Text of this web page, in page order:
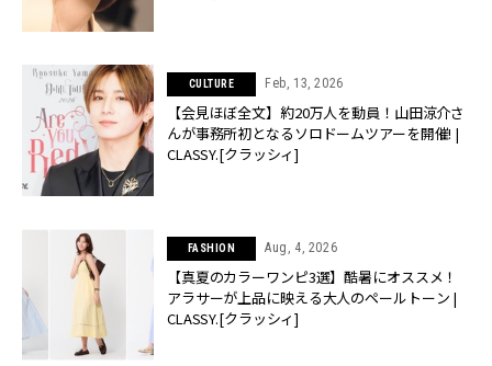
CULTURE Feb, 13, 2026
【会見ほぼ全文】約20万人を動員！山田涼介さ
んが事務所初となるソロドームツアーを開催! |
CLASSY.[クラッシィ]
FASHION Aug, 4, 2026
【真夏のカラーワンピ3選】酷暑にオススメ！
アラサーが上品に映える大人のペールトーン |
CLASSY.[クラッシィ]